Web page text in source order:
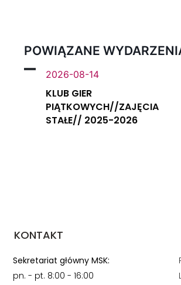
POWIĄZANE
2026-08-14
KLUB GIER
PIĄTKOWYCH//ZAJĘCIA
STAŁE// 2025-2026
KONTAKT
Sekretariat główny MSK:
pn. - pt. 8:00 - 16:00